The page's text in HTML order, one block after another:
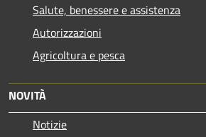
Salute, benessere e assistenza
Autorizzazioni
Agricoltura e pesca
NOVITÀ
Notizie